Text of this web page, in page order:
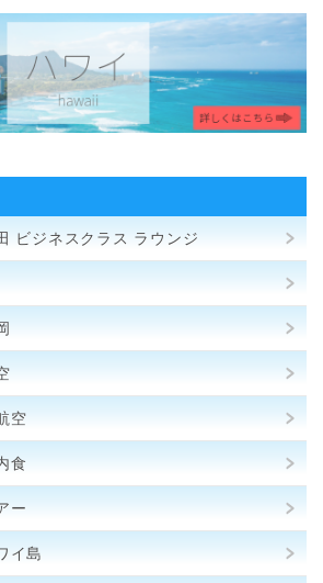
ビジネスクラス ラウンジ
空
食
ー
イ島